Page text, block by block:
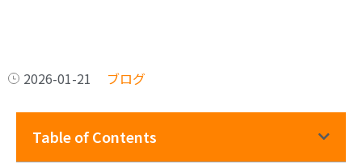
2026-01-21 ブログ
Table of Contents